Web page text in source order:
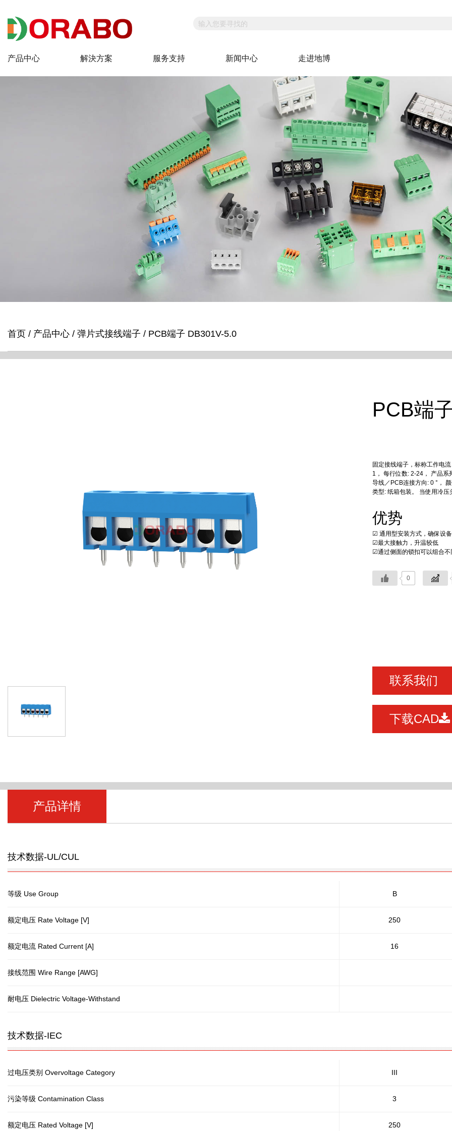
产品中心 解決方案 服务支持 新闻中心 走进地博
首页 / 产品中心 / 弹片式接线端子 / PCB端子 DB301V-5.0
PCB端
固定接线端子，标称工作电
1， 每行位数: 2-24， 产品系
导线／PCB连接方向: 0 °，
类型: 纸箱包装。 当使用冷压
优势
☑ 通用型安装方式，确保设
☑最大接触力，升温较低
☑通过侧面的锁扣可以组合不
0
联系我们
下载CAD
产品详情
技术数据-UL/CUL
等级 Use Group B
额定电压 Rate Voltage [V] 250
额定电流 Rated Current [A] 16
接线范围 Wire Range [AWG]
耐电压 Dielectric Voltage-Withstand
技术数据-IEC
过电压类别 Overvoltage Category III
污染等级 Contamination Class 3
额定电压 Rated Voltage [V] 250